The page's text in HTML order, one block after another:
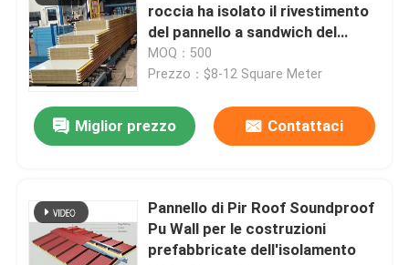
roccia ha isolato il rivestimento
del pannello a sandwich del
pannello per il tetto e la parete
MOQ：500
Prezzo：$8-12 Square Meter
Miglior prezzo Contattaci
Pannello di Pir Roof Soundproof
Pu Wall per le costruzioni
prefabbricate dell'isolamento